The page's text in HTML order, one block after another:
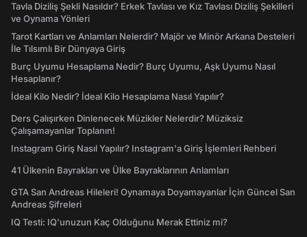
Tavla Diziliş Şekli Nasıldır? Erkek Tavlası ve Kız Tavlası Diziliş Şekilleri
ve Oynama Yönleri
Tarot Kartları ve Anlamları Nelerdir? Majör ve Minör Arkana Desteleri
İle Tılsımlı Bir Dünyaya Giriş
Burç Uyumu Hesaplama Nedir? Burç Uyumu, Aşk Uyumu Nasıl
Hesaplanır?
İdeal Kilo Nedir? İdeal Kilo Hesaplama Nasıl Yapılır?
Ders Çalışırken Dinlenecek Müzikler Nelerdir? Müziksiz
Çalışamayanlar Toplanın!
Instagram Giriş Nasıl Yapılır? Instagram'a Giriş İşlemleri Rehberi
41 Ülkenin Bayrakları ve Ülke Bayraklarının Anlamları
GTA San Andreas Hileleri! Oynamaya Doyamayanlar İçin Güncel San
Andreas Şifreleri
IQ Testi: IQ'unuzun Kaç Olduğunu Merak Ettiniz mi?